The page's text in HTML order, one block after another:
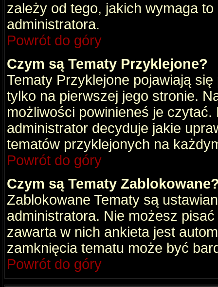
zależy od tego, jakich wymaga
administratora.
Powrót do góry
Czym są Tematy Przyklejone?
Tematy Przyklejone pojawiają
tylko na pierwszej jego stronie.
możliwości powinieneś je czytać.
administrator decyduje jakie
tematów przyklejonych na
Powrót do góry
Czym są Tematy
Zablokowane Tematy są
administratora. Nie możesz
zawarta w nich ankieta jest
zamknięcia tematu może być
Powrót do góry